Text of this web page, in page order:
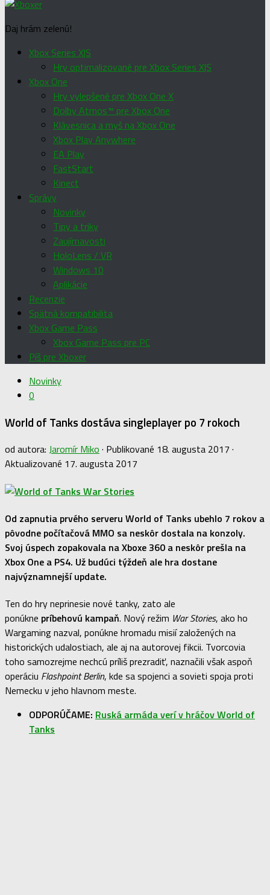
Daj hrám zelenú!
Xbox Series X|S
Hry optimalizované pre Xbox Series X|S
Xbox One
Hry vylepšené pre Xbox One X
Dolby Atmos™ pre Xbox One
Klávesnica a myš na Xbox One
Xbox Play Anywhere
EA Play
FastStart
Kinect
Správy
Novinky
Tipy a triky
Zaujímavosti
HoloLens / VR
Windows 10
Aplikácie
Recenzie
Spätná kompatibilita
Xbox Game Pass
Xbox Game Pass pre PC
Píš pre Xboxer
Novinky
0
World of Tanks dostáva singleplayer po 7 rokoch
od autora: Jaromír Miko · Publikované 18. augusta 2017 ·
Aktualizované 17. augusta 2017
Od zapnutia prvého serveru World of Tanks ubehlo 7 rokov a
pôvodne počítačová MMO sa neskôr dostala na konzoly.
Svoj úspech zopakovala na Xboxe 360 a neskôr prešla na
Xbox One a PS4. Už budúci týždeň ale hra dostane
najvýznamnejší update.
Ten do hry neprinesie nové tanky, zato ale
ponúkne príbehovú kampaň. Nový režim War Stories, ako ho
Wargaming nazval, ponúkne hromadu misií založených na
historických udalostiach, ale aj na autorovej fikcii. Tvorcovia
toho samozrejme nechcú príliš prezradiť, naznačili však aspoň
operáciu Flashpoint Berlin, kde sa spojenci a sovieti spoja proti
Nemecku v jeho hlavnom meste.
ODPORÚČAME: Ruská armáda verí v hráčov World of
Tanks